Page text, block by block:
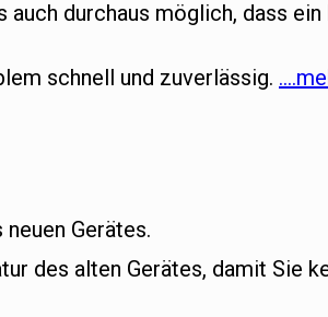
durchaus möglich, dass ein
schnell und zuverlässig.
Gerätes.
des alten Gerätes, damit Sie